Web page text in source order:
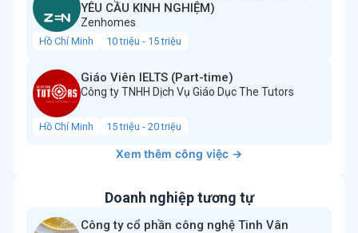
YÊU CẦU KINH NGHIỆM)
Zenhomes
Hồ Chí Minh 10 triệu - 15 triệu
Giáo Viên IELTS (Part-time)
Công ty TNHH Dịch Vụ Giáo Dục The Tutors
Hồ Chí Minh 15 triệu - 20 triệu
Xem thêm công việc →
Doanh nghiệp tương tự
Công ty cổ phần công nghệ Tinh Vân